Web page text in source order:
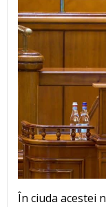
În ciuda acestei